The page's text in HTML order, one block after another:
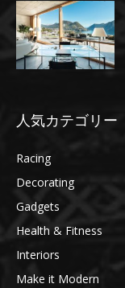
人気カテゴリー
Racing
Decorating
Gadgets
Health & Fitness
Interiors
Make it Modern